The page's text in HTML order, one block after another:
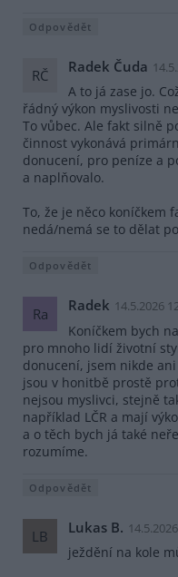
Odpovědět
RČ Radek Čuda
A to já zase jo.
řádný výkon myslivosti
To vůbec. Ale fakt silně
činnost vykonává
donucení, pro peníze a
a naplňovalo.
To, že je něco koníčkem
nedá/nemá se to dělat
Odpovědět
Ra Radek 14.5.2026
Koníčkem bych
pro mnoho lidí životní
donucení, jsem nikde
jsou v honitbě prostě
nejsou myslivci, stejně
například LČR a mají
a o těch bych já také
rozumíme.
Odpovědět
LB Lukas B.
ježdění na kole